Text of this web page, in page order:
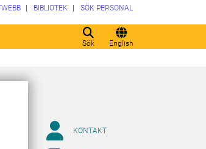
Sök English
BIBLIOTEK SÖK PERSONAL
KONTAKT